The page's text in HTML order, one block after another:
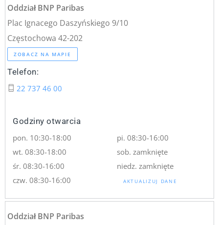
Oddział BNP Paribas
Plac Ignacego Daszyńskiego 9/10
Częstochowa 42-202
ZOBACZ NA MAPIE
Telefon:
22 737 46 00
Godziny otwarcia
pon. 10:30-18:00
wt. 08:30-18:00
śr. 08:30-16:00
czw. 08:30-16:00
pi. 08:30-16:00
sob. zamknięte
niedz. zamknięte
AKTUALIZUJ DANE
Oddział BNP Paribas